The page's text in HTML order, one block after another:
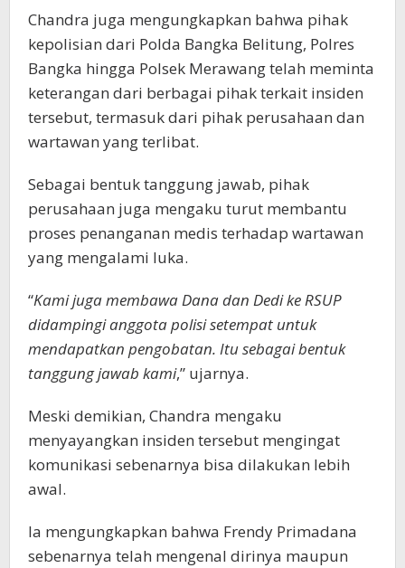
Chandra juga mengungkapkan bahwa pihak
kepolisian dari Polda Bangka Belitung, Polres
Bangka hingga Polsek Merawang telah meminta
keterangan dari berbagai pihak terkait insiden
tersebut, termasuk dari pihak perusahaan dan
wartawan yang terlibat.
Sebagai bentuk tanggung jawab, pihak
perusahaan juga mengaku turut membantu
proses penanganan medis terhadap wartawan
yang mengalami luka.
“Kami juga membawa Dana dan Dedi ke RSUP
didampingi anggota polisi setempat untuk
mendapatkan pengobatan. Itu sebagai bentuk
tanggung jawab kami,” ujarnya.
Meski demikian, Chandra mengaku
menyayangkan insiden tersebut mengingat
komunikasi sebenarnya bisa dilakukan lebih
awal.
Ia mengungkapkan bahwa Frendy Primadana
sebenarnya telah mengenal dirinya maupun